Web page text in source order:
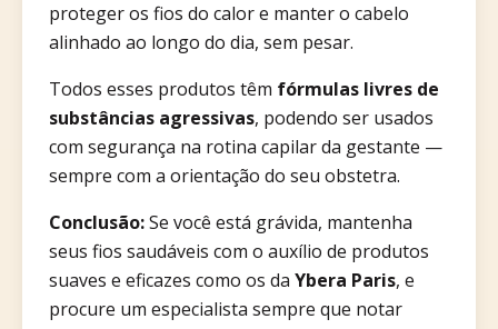
proteger os fios do calor e manter o cabelo
alinhado ao longo do dia, sem pesar.
Todos esses produtos têm fórmulas livres de
substâncias agressivas, podendo ser usados
com segurança na rotina capilar da gestante —
sempre com a orientação do seu obstetra.
Conclusão:Se você está grávida, mantenha
seus fios saudáveis com o auxílio de produtos
suaves e eficazes como os da Ybera Paris, e
procure um especialista sempre que notar